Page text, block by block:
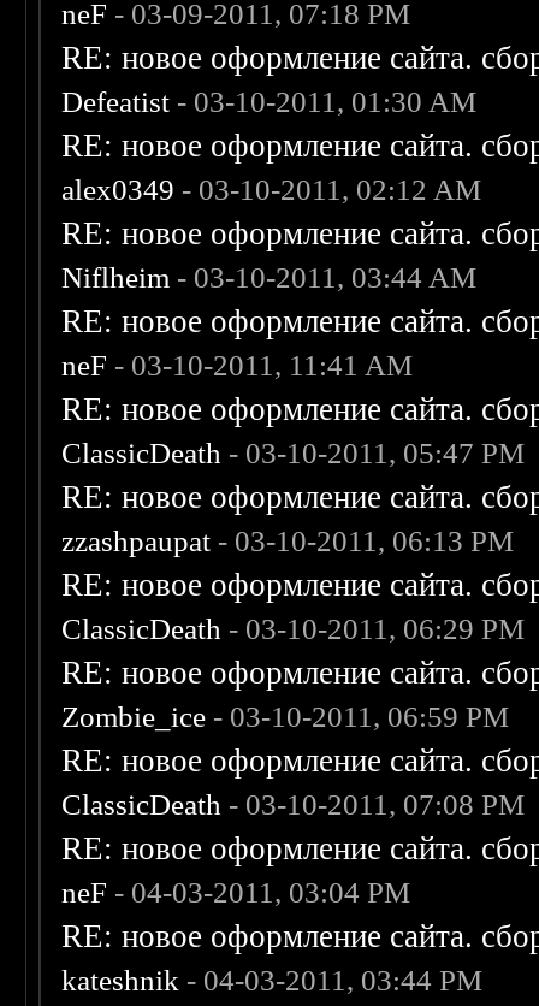
neF - 03-09-2011, 07:18 PM
RE: новое оформление сайта.
Defeatist - 03-10-2011, 01:30 AM
RE: новое оформление сайта.
alex0349 - 03-10-2011, 02:12 AM
RE: новое оформление сайта.
Niflheim - 03-10-2011, 03:44 AM
RE: новое оформление сайта.
neF - 03-10-2011, 11:41 AM
RE: новое оформление сайта.
ClassicDeath - 03-10-2011, 05:47 PM
RE: новое оформление сайта.
zzashpaupat - 03-10-2011, 06:13 PM
RE: новое оформление сайта.
ClassicDeath - 03-10-2011, 06:29 PM
RE: новое оформление сайта.
Zombie_ice - 03-10-2011, 06:59 PM
RE: новое оформление сайта.
ClassicDeath - 03-10-2011, 07:08 PM
RE: новое оформление сайта.
neF - 04-03-2011, 03:04 PM
RE: новое оформление сайта.
kateshnik - 04-03-2011, 03:44 PM